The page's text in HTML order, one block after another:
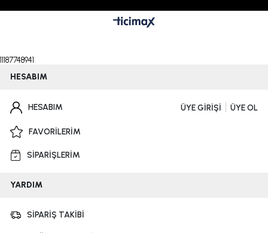
11187748941
HESABIM
HESABIM ÜYE GİRİŞİ ÜYE OL
FAVORİLERİM
SİPARİŞLERİM
YARDIM
SİPARİŞ TAKİBİ